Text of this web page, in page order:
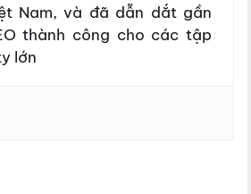
Nam, và đã dẫn dắt gần
thành công cho các tập
lớn